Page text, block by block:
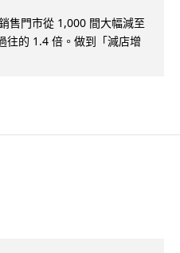
售門市從 1,000 間大幅減至
往的 1.4 倍。做到「減店增